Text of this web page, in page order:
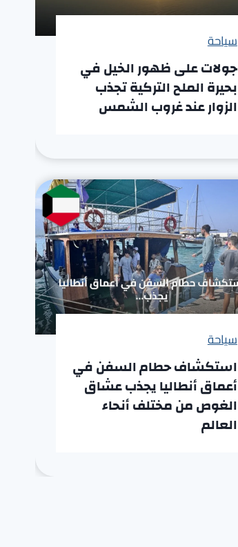
سياحة
جولات على ظهور الخيل في
بحيرة الملح التركية تجذب
الزوار عند غروب الشمس
سياحة
استكشاف حطام السفن في
أعماق أنطاليا يجذب عشاق
الغوص من مختلف أنحاء
العالم